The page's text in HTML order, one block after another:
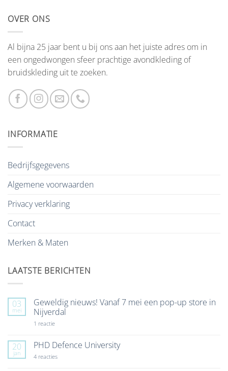
OVER ONS
Al bijna 25 jaar bent u bij ons aan het juiste adres om in
een ongedwongen sfeer prachtige avondkleding of
bruidskleding uit te zoeken.
INFORMATIE
Bedrijfsgegevens
Algemene voorwaarden
Privacy verklaring
Contact
Merken & Maten
LAATSTE BERICHTEN
03
mei
Geweldig nieuws! Vanaf 7 mei een pop-up store in
Nijverdal
1 reactieop
Vanaf
7
mei
20
jan
PHD Defence University
4 reactiesop